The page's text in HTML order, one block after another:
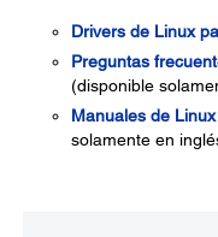
Drivers de Linux
Preguntas
(disponible
Manuales de
solamente en